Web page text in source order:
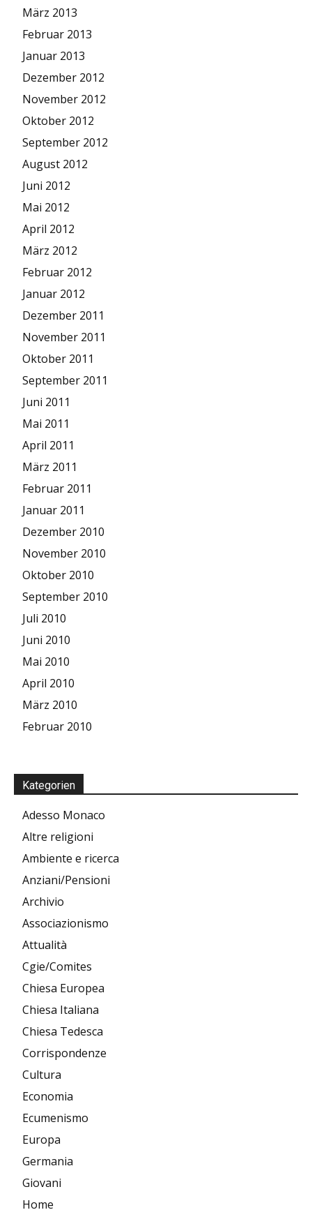
März 2013
Februar 2013
Januar 2013
Dezember 2012
November 2012
Oktober 2012
September 2012
August 2012
Juni 2012
Mai 2012
April 2012
März 2012
Februar 2012
Januar 2012
Dezember 2011
November 2011
Oktober 2011
September 2011
Juni 2011
Mai 2011
April 2011
März 2011
Februar 2011
Januar 2011
Dezember 2010
November 2010
Oktober 2010
September 2010
Juli 2010
Juni 2010
Mai 2010
April 2010
März 2010
Februar 2010
Kategorien
Adesso Monaco
Altre religioni
Ambiente e ricerca
Anziani/Pensioni
Archivio
Associazionismo
Attualità
Cgie/Comites
Chiesa Europea
Chiesa Italiana
Chiesa Tedesca
Corrispondenze
Cultura
Economia
Ecumenismo
Europa
Germania
Giovani
Home